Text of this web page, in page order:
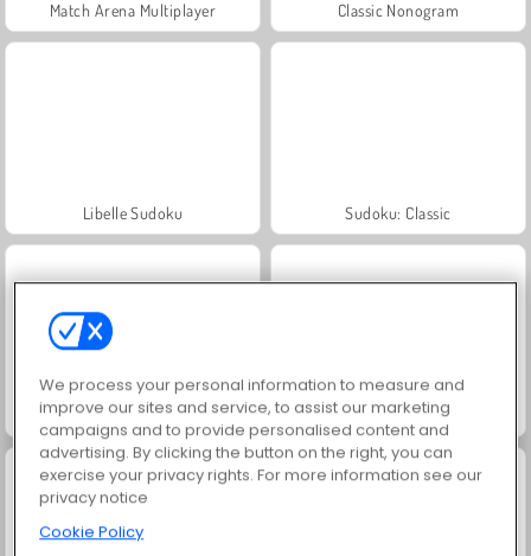
Match Arena Multiplayer Classic Nonogram
Libelle Sudoku Sudoku: Classic
Sudoku Smart Super Sudoku
We process your personal information to measure and
improve our sites and service, to assist our marketing
campaigns and to provide personalised content and
advertising. By clicking the button on the right, you can
exercise your privacy rights. For more information see our
privacy notice
Cookie Policy